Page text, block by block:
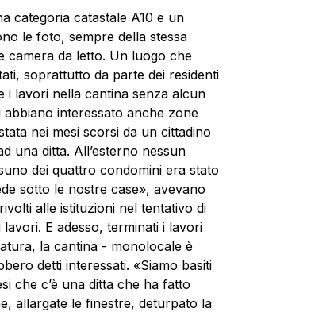
categoria catastale A10 e un
le foto, sempre della stessa
camera da letto. Un luogo che
soprattutto da parte dei residenti
i lavori nella cantina senza alcun
interessato anche zone
nei mesi scorsi da un cittadino
una ditta. All’esterno nessun
dei quattro condomini era stato
sotto le nostre case», avevano
alle istituzioni nel tentativo di
E adesso, terminati i lavori
la cantina - monolocale è
detti interessati. «Siamo basiti
che c’è una ditta che ha fatto
allargate le finestre, deturpato la